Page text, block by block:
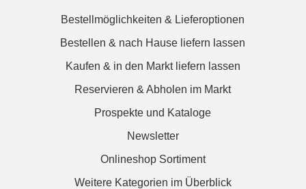
Bestellmöglichkeiten & Lieferoptionen
Bestellen & nach Hause liefern lassen
Kaufen & in den Markt liefern lassen
Reservieren & Abholen im Markt
Prospekte und Kataloge
Newsletter
Onlineshop Sortiment
Weitere Kategorien im Überblick